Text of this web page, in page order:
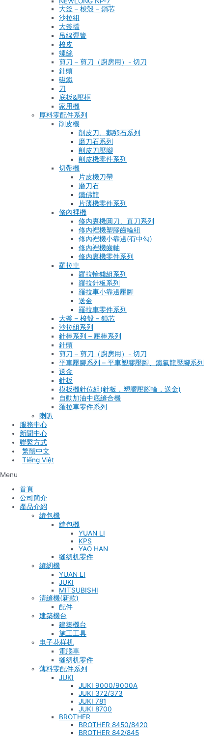
大釜 – 梭殼 – 鎖芯
沙拉組
大釜擋
吊線彈簧
梭皮
螺絲
剪刀 – 剪刀（廚房用）- 切刀
針頭
磁鐵
刀
底板&壓框
家用機
厚料零配件系列
削皮機
削皮刀、鵝卵石系列
磨刀石系列
削皮刀壓腳
削皮機零件系列
切帶機
片皮機刀帶
磨刀石
鐵佛龍
片薄機零件系列
修內裡機
修內裏機圓刀、直刀系列
修內裡機塑膠齒輪組
修內裡機小靠邊(有中勾)
修內裡機齒軸
修內裏機零件系列
羅拉車
羅拉輪錢組系列
羅拉針板系列
羅拉車小靠邊壓腳
送金
羅拉車零件系列
大釜 – 梭殼 – 鎖芯
沙拉組系列
針棒系列 – 壓棒系列
針頭
剪刀 – 剪刀（廚房用）- 切刀
平車壓腳系列 – 平車塑膠壓腳、鐵氟龍壓腳系列
送金
針板
模板機針位組(針板，塑膠壓腳輪，送金)
自動加油中底縫合機
羅拉車零件系列
喇叭
服務中心
新聞中心
聯繫方式
Tiếng Việt
Menu
首頁
公司簡介
產品介紹
縫包機
縫包機
YUAN LI
KPS
YAO HAN
缝纫机零件
縫紉機
YUAN LI
JUKI
MITSUBISHI
清縫機(新款)
配件
建築機台
建築機台
施工工具
电子花样机
電腦車
缝纫机零件
薄料零配件系列
JUKI
JUKI 9000/9000A
JUKI 372/373
JUKI 781
JUKI 8700
BROTHER
BROTHER 8450/8420
BROTHER 842/845